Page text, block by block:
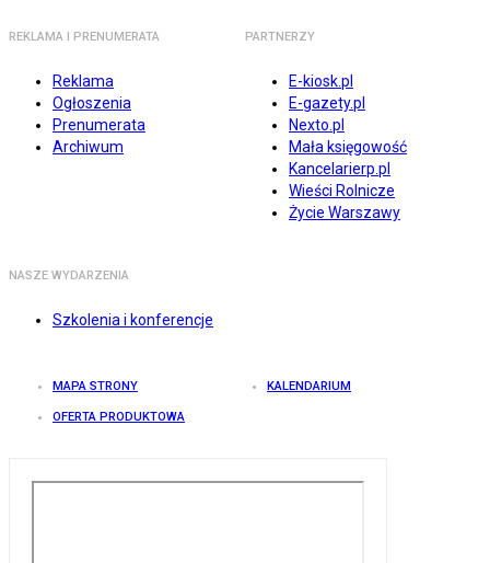
REKLAMA I PRENUMERATA
Reklama
Ogłoszenia
Prenumerata
Archiwum
PARTNERZY
E-kiosk.pl
E-gazety.pl
Nexto.pl
Mała księgowość
Kancelarierp.pl
Wieści Rolnicze
Życie Warszawy
NASZE WYDARZENIA
Szkolenia i konferencje
MAPA STRONY KALENDARIUM
OFERTA PRODUKTOWA